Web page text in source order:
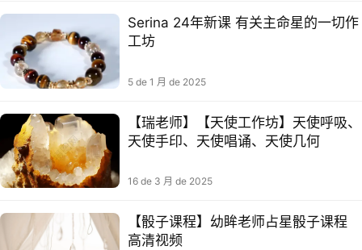
Serina 24年新课 有关主命‬星的一切作
工‬坊
5 de 1 月 de 2025
【瑞老师】【天使工作坊】天使呼吸、
天使手印、天使唱诵、天使几何
16 de 3 月 de 2025
【骰子课程】‭‮眸幼‬‬老师‭‮星占‬‬骰子课程 ‭‮